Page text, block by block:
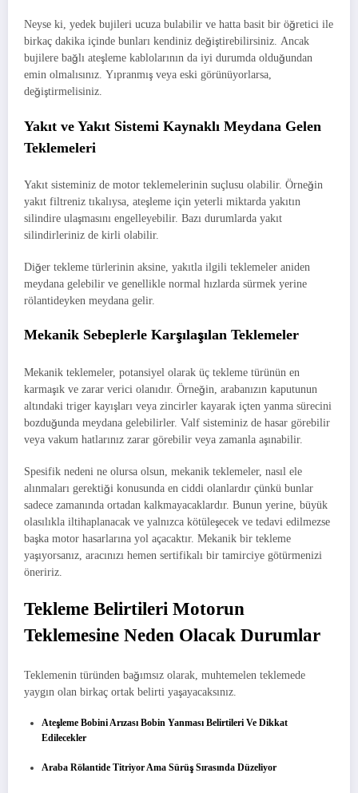
Neyse ki, yedek bujileri ucuza bulabilir ve hatta basit bir öğretici ile
birkaç dakika içinde bunları kendiniz değiştirebilirsiniz. Ancak
bujilere bağlı ateşleme kablolarının da iyi durumda olduğundan
emin olmalısınız. Yıpranmış veya eski görünüyorlarsa,
değiştirmelisiniz.
Yakıt ve Yakıt Sistemi Kaynaklı Meydana Gelen
Teklemeleri
Yakıt sisteminiz de motor teklemelerinin suçlusu olabilir. Örneğin
yakıt filtreniz tıkalıysa, ateşleme için yeterli miktarda yakıtın
silindire ulaşmasını engelleyebilir. Bazı durumlarda yakıt
silindirleriniz de kirli olabilir.
Diğer tekleme türlerinin aksine, yakıtla ilgili teklemeler aniden
meydana gelebilir ve genellikle normal hızlarda sürmek yerine
rölantideyken meydana gelir.
Mekanik Sebeplerle Karşılaşılan Teklemeler
Mekanik teklemeler, potansiyel olarak üç tekleme türünün en
karmaşık ve zarar verici olanıdır. Örneğin, arabanızın kaputunun
altındaki triger kayışları veya zincirler kayarak içten yanma sürecini
bozduğunda meydana gelebilirler. Valf sisteminiz de hasar görebilir
veya vakum hatlarınız zarar görebilir veya zamanla aşınabilir.
Spesifik nedeni ne olursa olsun, mekanik teklemeler, nasıl ele
alınmaları gerektiği konusunda en ciddi olanlardır çünkü bunlar
sadece zamanında ortadan kalkmayacaklardır. Bunun yerine, büyük
olasılıkla iltihaplanacak ve yalnızca kötüleşecek ve tedavi edilmezse
başka motor hasarlarına yol açacaktır. Mekanik bir tekleme
yaşıyorsanız, aracınızı hemen sertifikalı bir tamirciye götürmenizi
öneririz.
Tekleme Belirtileri Motorun
Teklemesine Neden Olacak Durumlar
Teklemenin türünden bağımsız olarak, muhtemelen teklemede
yaygın olan birkaç ortak belirti yaşayacaksınız.
Ateşleme Bobini Arızası Bobin Yanması Belirtileri Ve Dikkat
Edilecekler
Araba Rölantide Titriyor Ama Sürüş Sırasında Düzeliyor